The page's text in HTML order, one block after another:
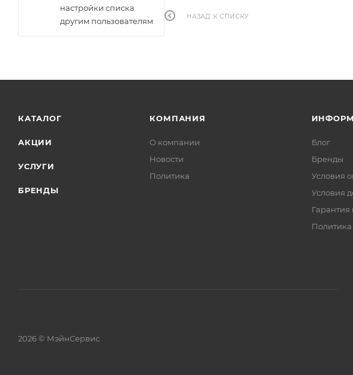
НАЗАД К СПИСКУ
настройки списка
другим пользователям
КАТАЛОГ
АКЦИИ
УСЛУГИ
БРЕНДЫ
КОМПАНИЯ
О компании
Новости
Политика
Блог
Бренды
Условия
Условия
Гарантия
Политика
2026 © МэйнСервис